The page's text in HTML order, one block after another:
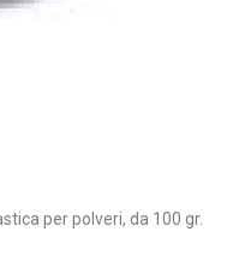
per polveri, da 100 gr.